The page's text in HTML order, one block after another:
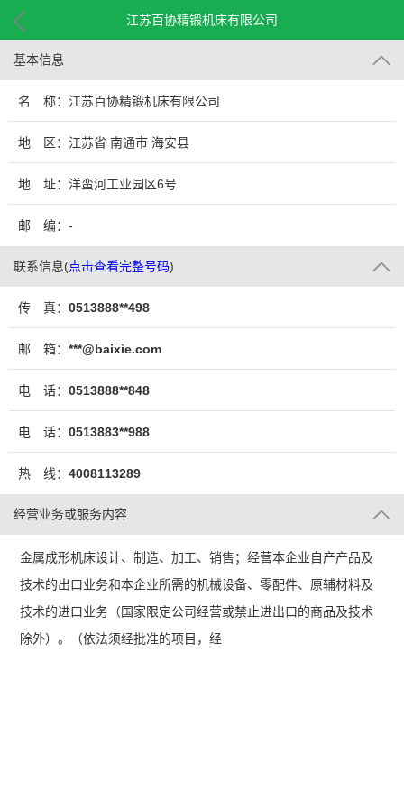
江苏百协精锻机床有限公司
基本信息
名 称：江苏百协精锻机床有限公司
地 区：江苏省 南通市 海安县
地 址：洋蛮河工业园区6号
邮 编：-
联系信息(点击查看完整号码)
传 真： 0513888**498
邮 箱： ***@baixie.com
电 话： 0513888**848
电 话： 0513883**988
热 线： 4008113289
经营业务或服务内容
金属成形机床设计、制造、加工、销售；经营本企业自产产品及
技术的出口业务和本企业所需的机械设备、零配件、原辅材料及
技术的进口业务（国家限定公司经营或禁止进出口的商品及技术
除外）。（依法须经批准的项目，经